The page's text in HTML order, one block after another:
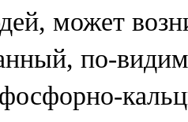
может
по-